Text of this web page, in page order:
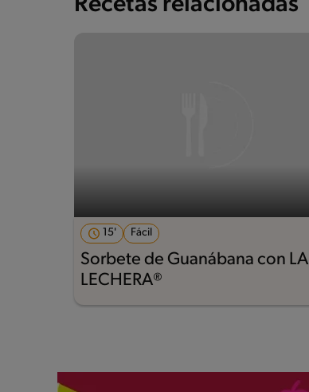
Recetas relacionadas
15' Fácil
Sorbete de Guanábana con LA
LECHERA®